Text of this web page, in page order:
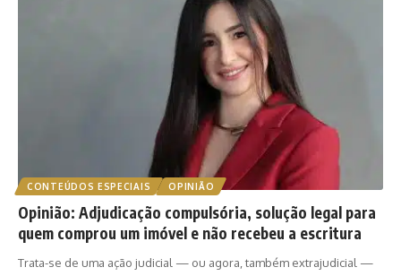
CONTEÚDOS ESPECIAIS OPINIÃO
Opinião: Adjudicação compulsória, solução legal para
quem comprou um imóvel e não recebeu a escritura
Trata-se de uma ação judicial — ou agora, também extrajudicial —